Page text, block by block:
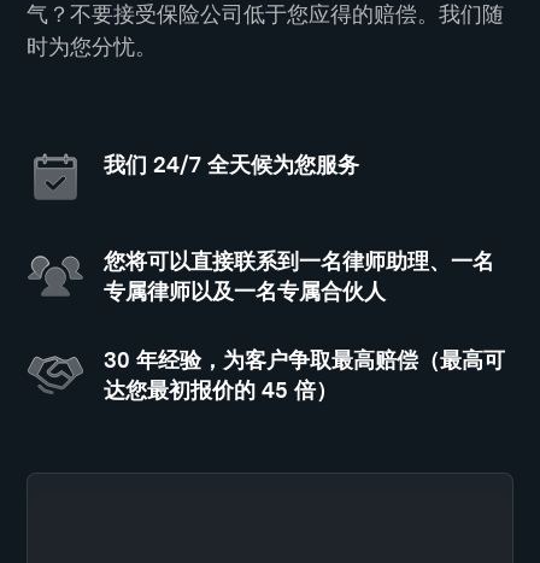
气？不要接受保险公司低于您应得的赔偿。我们随
时为您分忧。
我们 24/7 全天候为您服务
您将可以直接联系到一名律师助理、一名
专属律师以及一名专属合伙人
30 年经验，为客户争取最高赔偿（最高可
达您最初报价的 45 倍）